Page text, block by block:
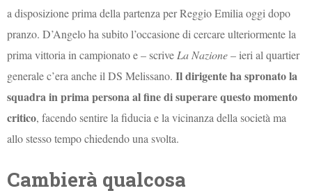
a disposizione prima della partenza per Reggio Emilia oggi dopo
pranzo. D’Angelo ha subito l’occasione di cercare ulteriormente la
prima vittoria in campionato e – scrive La Nazione– ieri al quartier
generale c’era anche il DS Melissano.Il dirigente ha spronato la
squadra in prima persona al fine di superare questo momento
critico, facendo sentire la fiducia e la vicinanza della società ma
allo stesso tempo chiedendo una svolta.
Cambierà qualcosa